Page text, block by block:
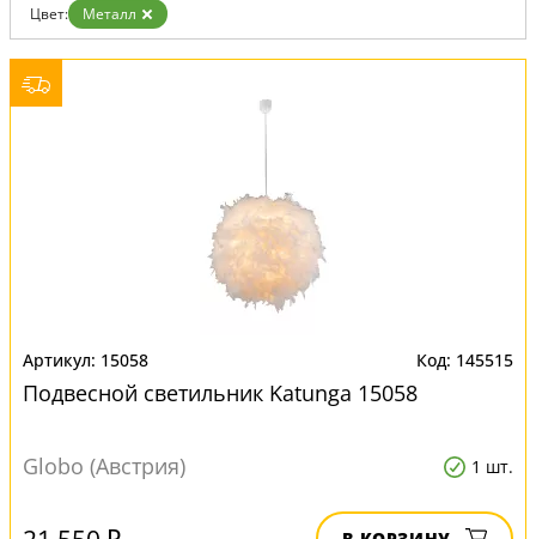
Цвет: Металл
15058 145515
Подвесной светильник Katunga 15058
Globo (Австрия) 1 шт.